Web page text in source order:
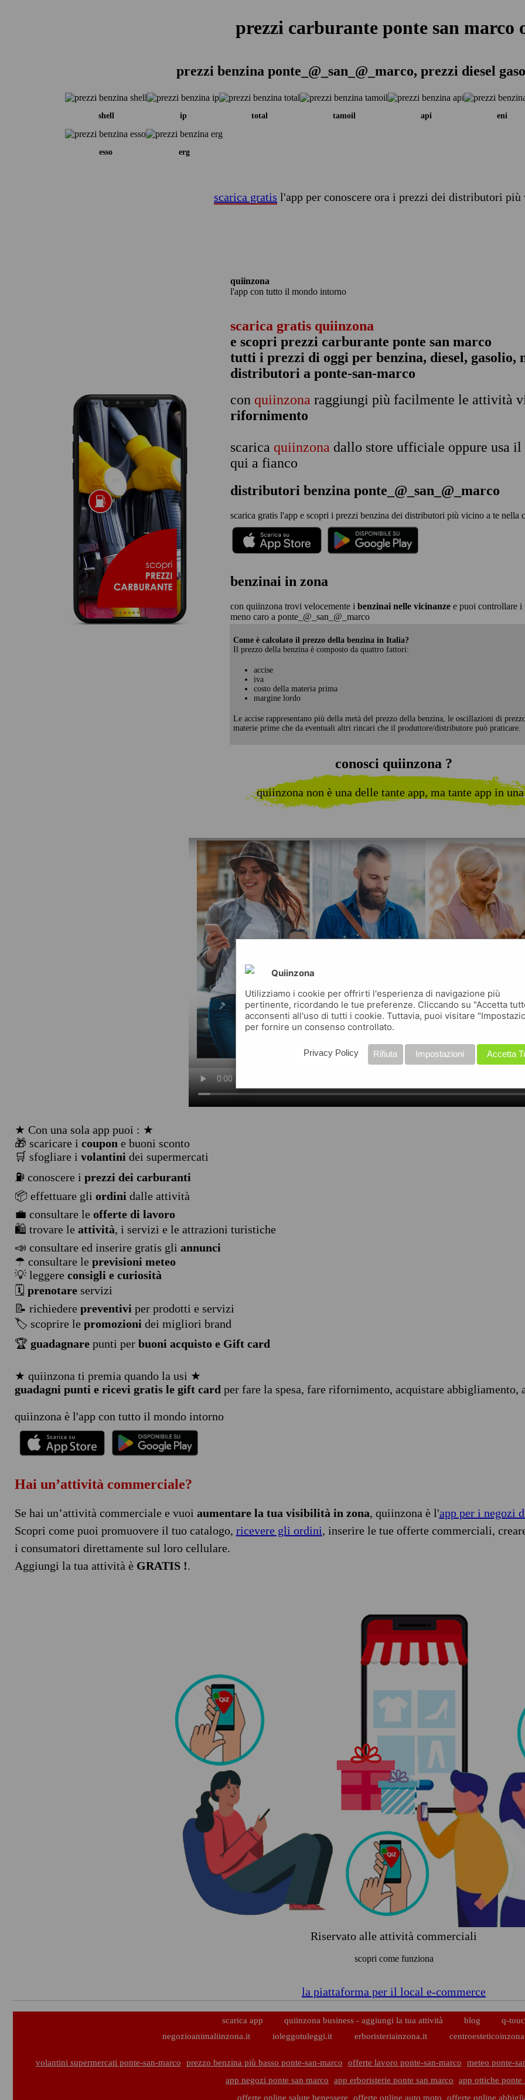
prezzi carburante ponte san marco
prezzi benzina ponte_@_san_@_marco, prezzi diesel
shell ip total tamoil api eni
esso erg
scarica gratis l'app per conoscere ora i prezzi dei distributori più
quiinzona
l'app con tutto il mondo intorno
scarica gratis quiinzona
e scopri prezzi carburante ponte san marco
tutti i prezzi di oggi per benzina, diesel, gasolio,
distributori a ponte-san-marco
con quiinzona raggiungi più facilmente le attività
rifornimento
scarica quiinzona dallo store ufficiale oppure usa il
qui a fianco
distributori benzina ponte_@_san_@_marco
scarica gratis l'app e scopri i prezzi benzina dei distributori più vicino a te nella
benzinai in zona
con quiinzona trovi velocemente i benzinai nelle vicinanze e puoi controllare i
meno caro a ponte_@_san_@_marco
Come è calcolato il prezzo della benzina in Italia?
Il prezzo della benzina è composto da quattro fattori:
accise
iva
costo della materia prima
margine lordo
Le accise rappresentano più della metà del prezzo della benzina, le oscillazioni di
materie prime che da eventuali altri rincari che il produttore/distributore può praticare.
conosci quiinzona ?
quiinzona non è una delle tante app, ma tante app in
★ Con una sola app puoi : ★
🎁 scaricare i coupon e buoni sconto
🛒 sfogliare i volantini dei supermercati
⛽ conoscere i prezzi dei carburanti
📦 effettuare gli ordini dalle attività
💼 consultare le offerte di lavoro
🛍️ trovare le attività, i servizi e le attrazioni turistiche
📣 consultare ed inserire gratis gli annunci
☂ consultare le previsioni meteo
💡 leggere consigli e curiosità
🗓️ prenotareservizi
📝 richiedere preventivi per prodotti e servizi
🏷️ scoprire le promozioni dei migliori brand
🏆 guadagnarepunti per buoni acquisto e Gift card
★ quiinzona ti premia quando la usi ★
guadagni punti e ricevi gratis le gift card per fare la spesa, fare rifornimento, acquistare abbigliamento,
quiinzona è l'app con tutto il mondo intorno
Hai un’attività commerciale?
Se hai un’attività commerciale e vuoi aumentare la tua visibilità in zona, quiinzona è l'app per i negozi
Scopri come puoi promuovere il tuo catalogo, ricevere gli ordini, inserire le tue offerte commerciali,
i consumatori direttamente sul loro cellulare.
Aggiungi la tua attività è GRATIS !.
Riservato alle attività commerciali
scopri come funziona
la piattaforma per il local e-commerce
scarica app quiinzona business - aggiungi la tua attività blog
q-
negozioanimaliinzona.it
ioleggotuleggi.it erboristeriainzona.it
volantini supermercati ponte-san-marco prezzo benzina più basso ponte-san-marco offerte lavoro ponte-san-marco
meteo ponte-
app negozi ponte san marco
app erboristerie ponte san marco
app ottiche ponte
offerte online salute benessere
offerte online auto moto offerte online
Quiinzona
Utilizziamo i cookie per offrirti l'esperienza di navigazione più
pertinente, ricordando le tue preferenze. Cliccando su "Accetta
acconsenti all'uso di tutti i cookie. Tuttavia, puoi visitare
per fornire un consenso controllato.
Accetta
Impostazioni
Rifiuta
Privacy Policy